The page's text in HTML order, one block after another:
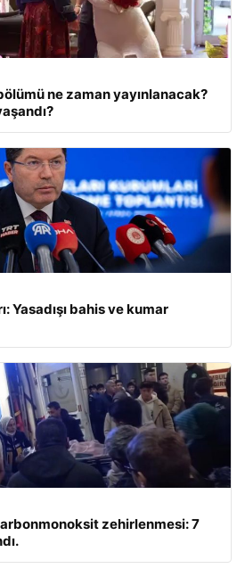
ne zaman yayınlanacak?
Yasadışı bahis ve kumar
zehirlenmesi: 7